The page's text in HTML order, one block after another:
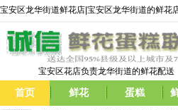
宝安区龙华街道鲜花店|宝安区龙华街道的鲜花
宝安区花店负责龙华街道的鲜花配送
首页 鲜花 蛋糕
maihuacom220908144740.待收货
maihuacom220520214921.待收货
maihuacom220429171531.待收货
maihuacom220423215924
待收货